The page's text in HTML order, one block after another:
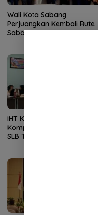
Wali Kota Sabang
Perjuangkan Kembali Rute
Sabang-Medan, Permudah
IHT Ketunaan Perkuat
Kompetensi Guru Non-PLB di
SLB TNCC